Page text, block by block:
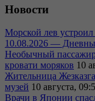
Новости
Морской лев
10.08.2026 —
Необычный
кровати моряков 10
Жительница
музей 10 августа,
Врачи в Японии